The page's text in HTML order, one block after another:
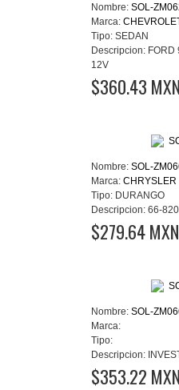
Nombre: SOL-
Marca:
Tipo: SEDAN
Descripcion: FORD
12V
$360.43 MXN
Nombre: SOL-
Marca: CHRYSLER
Tipo: DURANGO
Descripcion: 66-
$279.64 MXN
Nombre: SOL-
Marca:
Tipo:
Descripcion:
$353.22 MXN